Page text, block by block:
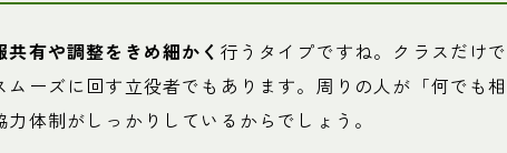
共有や調整をきめ細かく 行うタイプですね。クラスだけで
ーズに回す立役者でもあります。周りの人が「何でも相
体制がしっかりしているからでしょう。